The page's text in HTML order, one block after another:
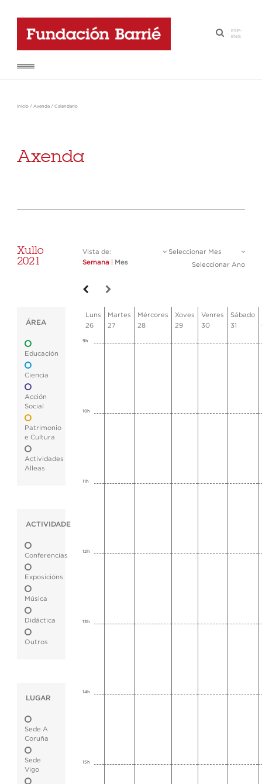
·
ESP-
ENG
Inicio / Axenda / Calendario
Axenda
Xullo
2021
Vista de:
Semana
Mes
Seleccionar Mes
Seleccionar Ano
ÁREA
Educación
Ciencia
Acción
Social
Patrimonio
e Cultura
Actividades
Alleas
ACTIVIDADE
Conferencias
Exposicións
Música
Didáctica
Outros
LUGAR
Sede A
Coruña
Sede
Vigo
Luns
26
Martes
27
Mércores
28
Xoves
29
Venres
30
Sábado
31
9h
10h
11h
12h
13h
14h
15h